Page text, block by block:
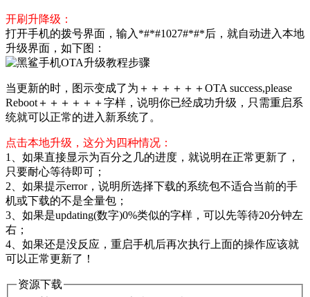
开刷升降级：
打开手机的拨号界面，输入*#*#1027#*#*后，就自动进入本地
升级界面，如下图：
当更新的时，图示变成了为＋＋＋＋＋＋OTA success,please
Reboot＋＋＋＋＋＋字样，说明你已经成功升级，只需重启系
统就可以正常的进入新系统了。
点击本地升级，这分为四种情况：
1、如果直接显示为百分之几的进度，就说明在正常更新了，
只要耐心等待即可；
2、如果提示error，说明所选择下载的系统包不适合当前的手
机或下载的不是全量包；
3、如果是updating(数字)0%类似的字样，可以先等待20分钟左
右；
4、如果还是没反应，重启手机后再次执行上面的操作应该就
可以正常更新了！
资源下载